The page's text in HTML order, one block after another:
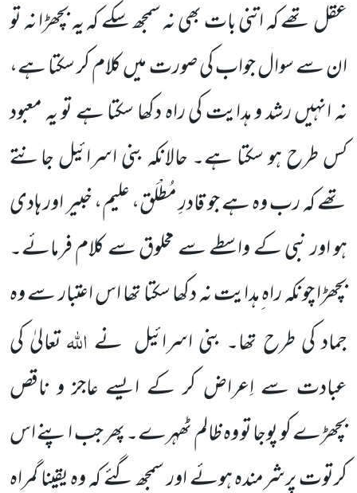
عقل تھے کہ اتنی بات بھی نہ سمجھ سکے کہ یہ بچھڑا نہ تو
ان سے سوال جواب کی صورت میں کلام کر سکتا ہے،
نہ انہیں رشد و ہدایت کی راہ دکھا سکتا ہے تو یہ معبود
کس طرح ہو سکتا ہے۔ حالانکہ بنی اسرائیل جانتے
تھے کہ رب وہ ہے جو قادرِ مُطْلَق، علیم، خبیر اور ہادی
ہو اور نبی کے واسطے سے مخلوق سے کلام فرمائے۔
بچھڑا چونکہ راہ ِہدایت نہ دکھا سکتا تھا اس اعتبار سے وہ
جماد کی طرح تھا۔ بنی اسرائیل نے اللہتعالیٰ کی
عبادت سے اِعراض کر کے ایسے عاجز و ناقص
بچھڑے کو پوجا تو وہ ظالم ٹھہرے۔ پھر جب اپنے اس
کرتوت پرشرمندہ ہوئے اور سمجھ گئے کہ وہ یقینا گمراہ